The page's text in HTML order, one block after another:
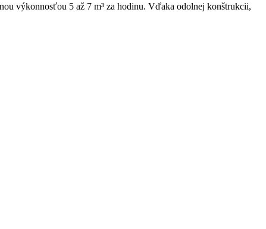
výkonnosťou 5 až 7 m³ za hodinu. Vďaka odolnej konštrukcii,